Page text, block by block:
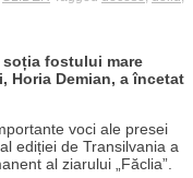
fostului mare
Horia Demian, a încetat
voci ale presei
ediției de Transilvania a
al ziarului „Făclia”.